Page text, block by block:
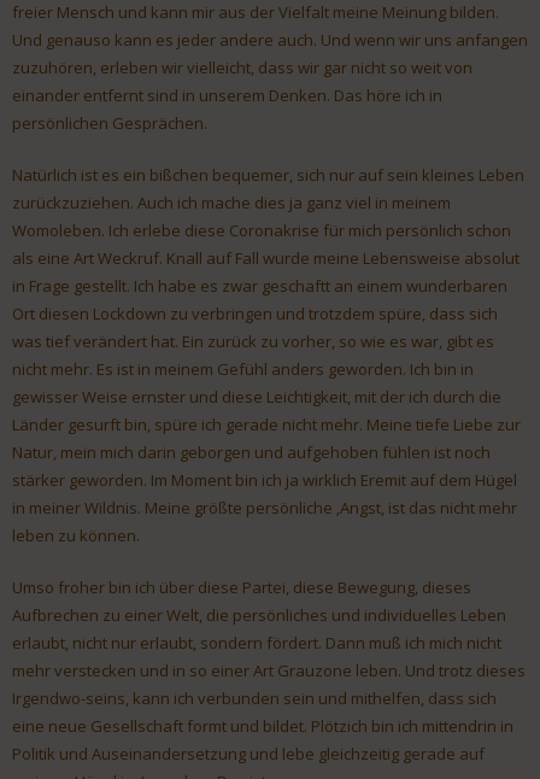
freier Mensch und kann mir aus der Vielfalt meine Meinung bilden.
Und genauso kann es jeder andere auch. Und wenn wir uns anfangen
zuzuhören, erleben wir vielleicht, dass wir gar nicht so weit von
einander entfernt sind in unserem Denken. Das höre ich in
persönlichen Gesprächen.
Natürlich ist es ein bißchen bequemer, sich nur auf sein kleines Leben
zurückzuziehen. Auch ich mache dies ja ganz viel in meinem
Womoleben. Ich erlebe diese Coronakrise für mich persönlich schon
als eine Art Weckruf. Knall auf Fall wurde meine Lebensweise absolut
in Frage gestellt. Ich habe es zwar geschaftt an einem wunderbaren
Ort diesen Lockdown zu verbringen und trotzdem spüre, dass sich
was tief verändert hat. Ein zurück zu vorher, so wie es war, gibt es
nicht mehr. Es ist in meinem Gefühl anders geworden. Ich bin in
gewisser Weise ernster und diese Leichtigkeit, mit der ich durch die
Länder gesurft bin, spüre ich gerade nicht mehr. Meine tiefe Liebe zur
Natur, mein mich darin geborgen und aufgehoben fühlen ist noch
stärker geworden. Im Moment bin ich ja wirklich Eremit auf dem Hügel
in meiner Wildnis. Meine größte persönliche ‚Angst, ist das nicht mehr
leben zu können.
Umso froher bin ich über diese Partei, diese Bewegung, dieses
Aufbrechen zu einer Welt, die persönliches und individuelles Leben
erlaubt, nicht nur erlaubt, sondern fördert. Dann muß ich mich nicht
mehr verstecken und in so einer Art Grauzone leben. Und trotz dieses
Irgendwo-seins, kann ich verbunden sein und mithelfen, dass sich
eine neue Gesellschaft formt und bildet. Plötzich bin ich mittendrin in
Politik und Auseinandersetzung und lebe gleichzeitig gerade auf